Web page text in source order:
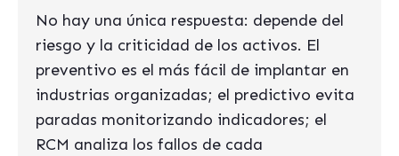
No hay una única respuesta: depende del
riesgo y la criticidad de los activos. El
preventivo es el más fácil de implantar en
industrias organizadas; el predictivo evita
paradas monitorizando indicadores; el
RCM analiza los fallos de cada